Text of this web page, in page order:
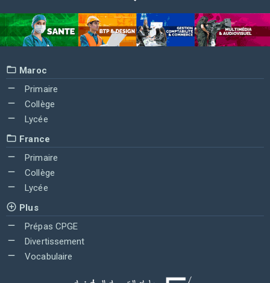
Maroc
Primaire
Collège
Lycée
France
Primaire
Collège
Lycée
Plus
Prépas CPGE
Divertissement
Vocabulaire